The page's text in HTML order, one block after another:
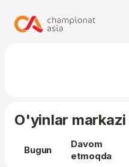
O'yinlar markazi
Bugun
Davom
etmoqda